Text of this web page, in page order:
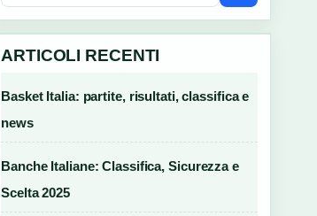
ARTICOLI RECENTI
Basket Italia: partite, risultati, classifica e
news
Banche Italiane: Classifica, Sicurezza e
Scelta 2025